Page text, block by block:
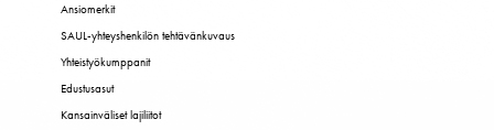
Ansiomerkit
SAUL-yhteyshenkilön tehtävänkuvaus
Yhteistyökumppanit
Edustusasut
Kansainväliset lajiliitot